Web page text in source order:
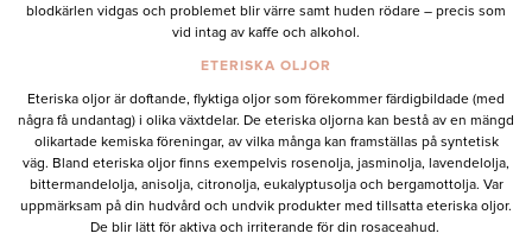
blodkärlen vidgas och problemet blir värre samt huden rödare – precis som
vid intag av kaffe och alkohol.
ETERISKA OLJOR
Eteriska oljor är doftande, flyktiga oljor som förekommer färdigbildade (med
några få undantag) i olika växtdelar. De eteriska oljorna kan bestå av en mängd
olikartade kemiska föreningar, av vilka många kan framställas på syntetisk
väg. Bland eteriska oljor finns exempelvis rosenolja, jasminolja, lavendelolja,
bittermandelolja, anisolja, citronolja, eukalyptusolja och bergamottolja. Var
uppmärksam på din hudvård och undvik produkter med tillsatta eteriska oljor.
De blir lätt för aktiva och irriterande för din rosaceahud.